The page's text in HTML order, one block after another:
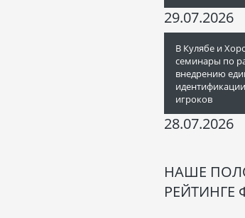
29.07.2026
В Кулябе и
семинары по
внедрению
игроков
28.07.2026
НАШЕ
РЕЙТИНГЕ